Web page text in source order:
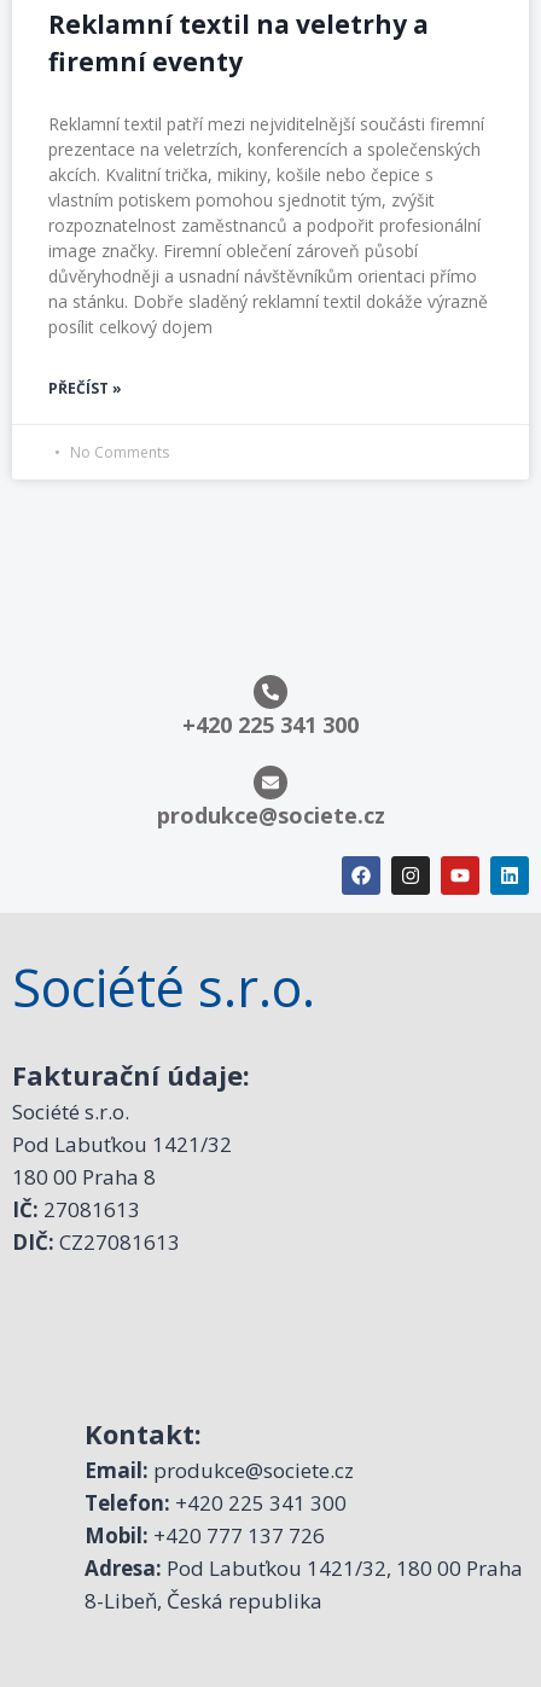
Reklamní textil na veletrhy a
firemní eventy
Reklamní textil patří mezi nejviditelnější součásti firemní
prezentace na veletrzích, konferencích a společenských
akcích. Kvalitní trička, mikiny, košile nebo čepice s
vlastním potiskem pomohou sjednotit tým, zvýšit
rozpoznatelnost zaměstnanců a podpořit profesionální
image značky. Firemní oblečení zároveň působí
důvěryhodněji a usnadní návštěvníkům orientaci přímo
na stánku. Dobře sladěný reklamní textil dokáže výrazně
posílit celkový dojem
PŘEČÍST »
No Comments
+420 225 341 300
produkce@societe.cz
Société s.r.o.
Fakturační údaje:
Société s.r.o.
Pod Labuťkou 1421/32
180 00 Praha 8
IČ: 27081613
DIČ: CZ27081613
Kontakt:
Email: produkce@societe.cz
Telefon: +420 225 341 300
Mobil: +420 777 137 726
Adresa: Pod Labuťkou 1421/32, 180 00 Praha
8-Libeň, Česká republika